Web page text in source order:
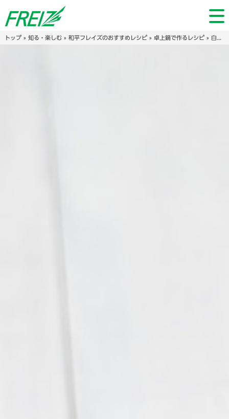
トップ» 知る・楽しむ» 和平フレイズのおすすめレシピ» 卓上鍋で作るレシピ» 白だしで！ひじき入りふわふわ鶏つみれ鍋